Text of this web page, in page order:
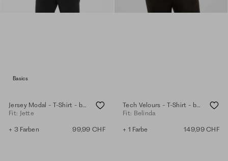
Basics
Jersey Modal - T-Shirt - black
Fit: Jette
+ 3 Farben 99,99 CHF
Tech Velours - T-Shirt - black
Fit: Belinda
+ 1 Farbe 149,99 CHF